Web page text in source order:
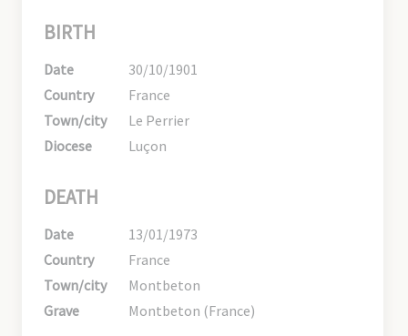
BIRTH
Date
30/10/1901
Country
France
Town/city
Le Perrier
Diocese
Luçon
DEATH
Date
13/01/1973
Country
France
Town/city
Montbeton
Grave
Montbeton (France)